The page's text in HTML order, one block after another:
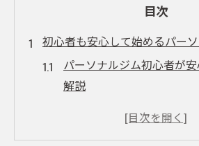
目次
初心者も安心して始めるパー
パーソナルジム初心者が
解説
五反田で話題のパーソナ